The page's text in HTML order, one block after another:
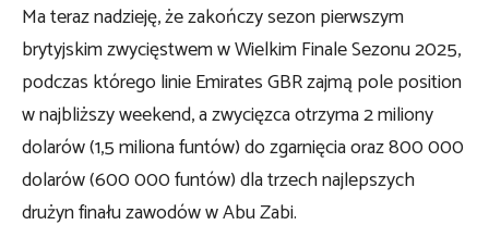
Ma teraz nadzieję, że zakończy sezon pierwszym
brytyjskim zwycięstwem w Wielkim Finale Sezonu 2025,
podczas którego linie Emirates GBR zajmą pole position
w najbliższy weekend, a zwycięzca otrzyma 2 miliony
dolarów (1,5 miliona funtów) do zgarnięcia oraz 800 000
dolarów (600 000 funtów) dla trzech najlepszych
drużyn finału zawodów w Abu Zabi.